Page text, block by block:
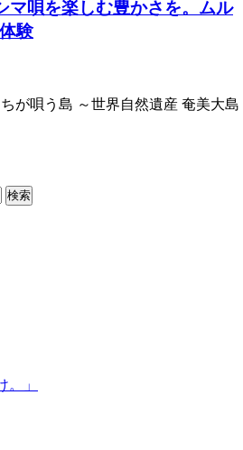
マ唄を楽しむ豊かさを。ムル
験
が唄う島 ～世界自然遺産 奄美大島
検索
。」